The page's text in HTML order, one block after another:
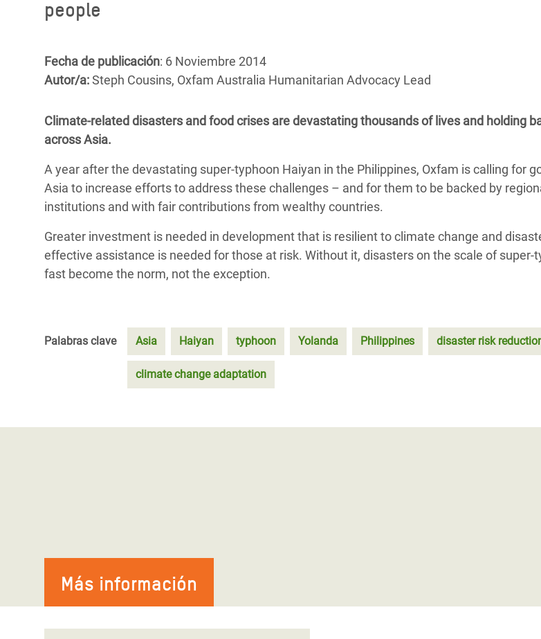
Desigualdad Extrema y
Servicios Sociales Básicos
Digital Age
en Sudán del Sur
en Bangladesh
Crisis en Yemen
#ActuaPorElClima
se Oculta tras los Alimentos
¡Basta! Acabemos con las violencias contra
ayuda
la
people
Fecha de publicación: 6 Noviembre 2014
Autor/a:Steph Cousins, Oxfam Australia Humanitarian Advocacy Lead
Climate-related disasters and food crises are devastating thousands of lives and holding
across Asia.
A year after the devastating super-typhoon Haiyan in the Philippines, Oxfam is calling for
Asia to increase efforts to address these challenges – and for them to be backed by
institutions and with fair contributions from wealthy countries.
Greater investment is needed in development that is resilient to climate change and
effective assistance is needed for those at risk. Without it, disasters on the scale of super-
fast become the norm, not the exception.
Palabras clave Asia Haiyan typhoon Yolanda Philippines disaster risk
climate change adaptation
Más información